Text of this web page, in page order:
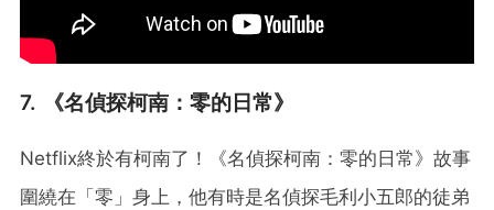
7. 《名偵探柯南：零的日常》
Netflix終於有柯南了！《名偵探柯南：零的日常》故事
圍繞在「零」身上，他有時是名偵探毛利小五郎的徒弟